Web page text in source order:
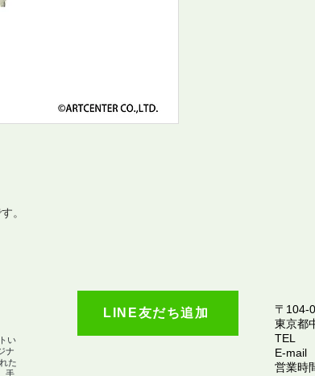
。
い
ナ
た
手
LINE友だち追加
〒104-
東京都
TEL
E-mail
営業時